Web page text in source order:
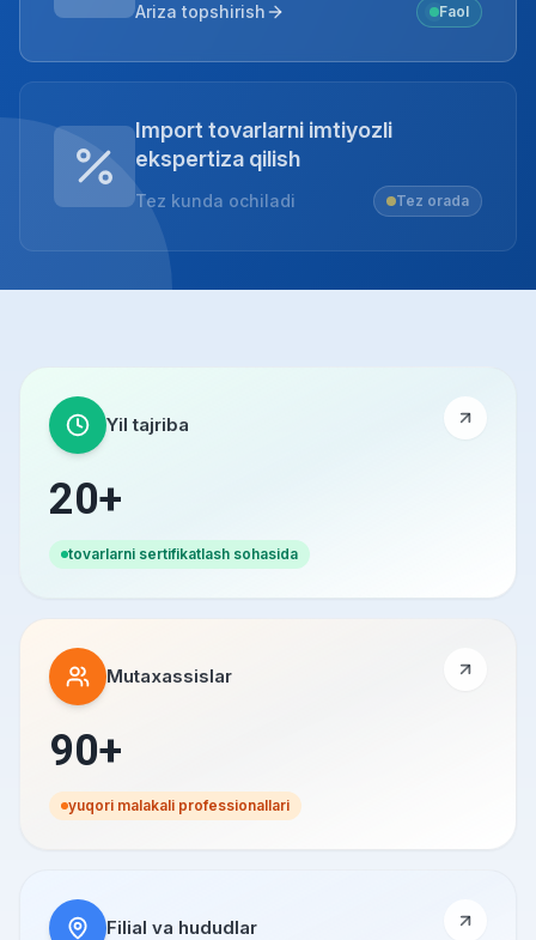
Ariza topshirish Faol
Import tovarlarni imtiyozli
ekspertiza qilish
Tez kunda ochiladi Tez orada
Yil tajriba
20+
tovarlarni sertifikatlash sohasida
Mutaxassislar
90+
yuqori malakali professionallari
Filial va hududlar